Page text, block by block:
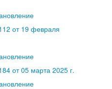
от 19 февраля
от 05 марта 2025 г.